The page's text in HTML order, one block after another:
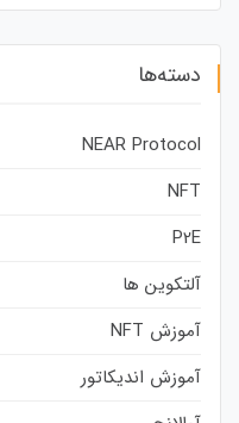
دسته‌ها
NEAR Protocol
NFT
P2E
آلتکوین ها
آموزش NFT
آموزش اندیکاتور